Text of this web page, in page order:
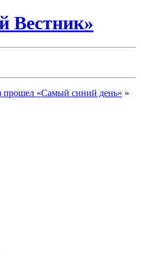
Вестник»
прошел «Самый синий день» »